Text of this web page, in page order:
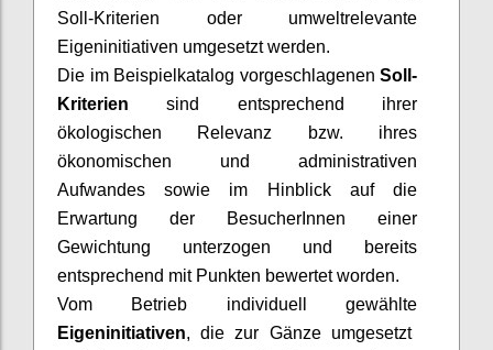
Soll-Kriterien oder umweltrelevante
Eigeninitiativen umgesetzt werden.
Die im Beispielkatalog vorgeschlagenen Soll-
Kriterien sind entsprechend ihrer
ökologischen Relevanz bzw. ihres
ökonomischen und administrativen
Aufwandes sowie im Hinblick auf die
Erwartung der
BesucherInnen einer
Gewichtung unterzogen und bereits
entsprechend mit Punkten bewertet worden.
Vom Betrieb individuell gewählte
Eigeninitiativen, die zur Gänze umgesetzt